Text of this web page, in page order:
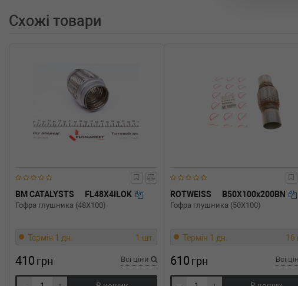
Схожі товари
BM CATALYSTS FL48X4ILOK
Гофра глушника (48X100)
Термін 1 дн. 1 шт.
410 грн Всі ціни
ROTWEISS B50X100x200BN
Гофра глушника (50X100)
Термін 1 дн. 16
610 грн Всі